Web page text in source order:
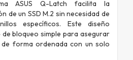
ASUS Q-Latch facilita la
de un SSD M.2 sin necesidad de
específicos. Este diseño
de bloqueo simple para asegurar
forma ordenada con un solo